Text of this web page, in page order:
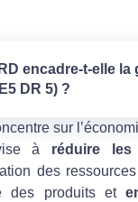
encadre-t-elle la
DR 5) ?
sur
à réduire les
des ressources
des produits et